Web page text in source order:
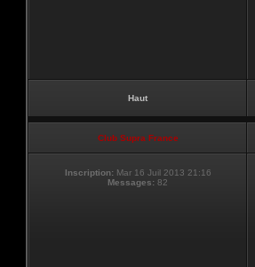
Haut
Club Supra France
Inscription: Mar 16 Juil 2013 21:16
Messages: 82